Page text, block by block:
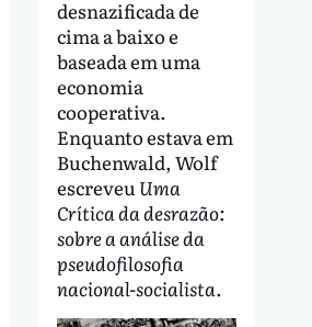
desnazificada de
cima a baixo e
baseada em uma
economia
cooperativa.
Enquanto estava em
Buchenwald, Wolf
escreveu Uma
Crítica da desrazão:
sobre a análise da
pseudofilosofia
nacional-socialista.